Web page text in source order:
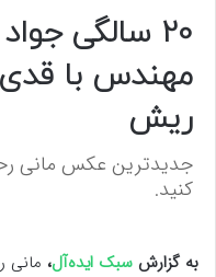
20 سالگی
مهندس با قدی
ریش
جدیدترین عکس مانی
کنید.
به گزارش سبک ایده‌آل،